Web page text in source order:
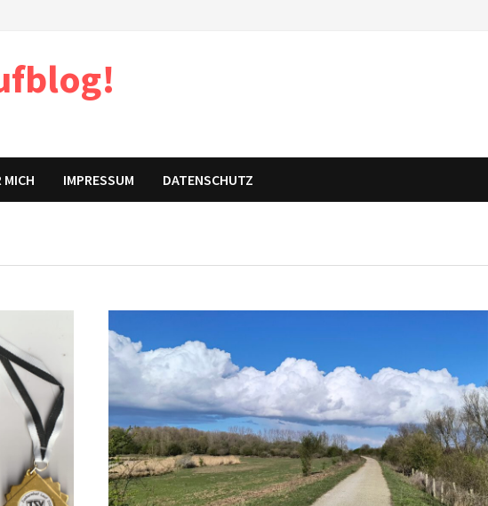
MICH IMPRESSUM DATENSCHUTZ